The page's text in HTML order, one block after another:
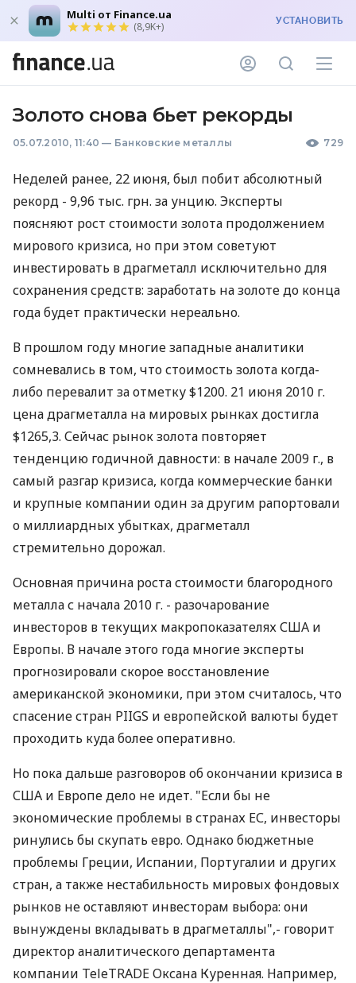
Multi от Finance.ua
(8,9K+) УСТАНОВИТЬ
Золото снова бьет рекорды
05.07.2010, 11:40 — Банковские металлы 729
Неделей ранее, 22 июня, был побит абсолютный
рекорд - 9,96 тыс. грн. за унцию. Эксперты
поясняют рост стоимости золота продолжением
мирового кризиса, но при этом советуют
инвестировать в драгметалл исключительно для
сохранения средств: заработать на золоте до конца
года будет практически нереально.
В прошлом году многие западные аналитики
сомневались в том, что стоимость золота когда-
либо перевалит за отметку $1200. 21 июня 2010 г.
цена драгметалла на мировых рынках достигла
$1265,3. Сейчас рынок золота повторяет
тенденцию годичной давности: в начале 2009 г., в
самый разгар кризиса, когда коммерческие банки
и крупные компании один за другим рапортовали
о миллиардных убытках, драгметалл
стремительно дорожал.
Основная причина роста стоимости благородного
металла с начала 2010 г. - разочарование
инвесторов в текущих макропоказателях США и
Европы. В начале этого года многие эксперты
прогнозировали скорое восстановление
американской экономики, при этом считалось, что
спасение стран PIIGS и европейской валюты будет
проходить куда более оперативно.
Но пока дальше разговоров об окончании кризиса в
США и Европе дело не идет. "Если бы не
экономические проблемы в странах ЕС, инвесторы
ринулись бы скупать евро. Однако бюджетные
проблемы Греции, Испании, Португалии и других
стран, а также нестабильность мировых фондовых
рынков не оставляют инвесторам выбора: они
вынуждены вкладывать в драгметаллы",- говорит
директор аналитического департамента
компании TeleTRADE Оксана Куренная. Например,